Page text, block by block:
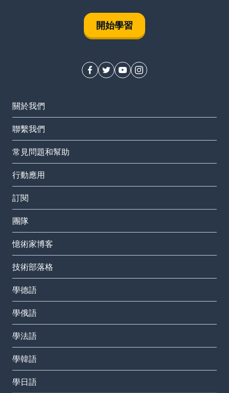
開始學習
關於我們
聯繫我們
常見問題和幫助
行動應用
訂閱
團隊
憶術家博客
技術部落格
學德語
學俄語
學法語
學韓語
學日語